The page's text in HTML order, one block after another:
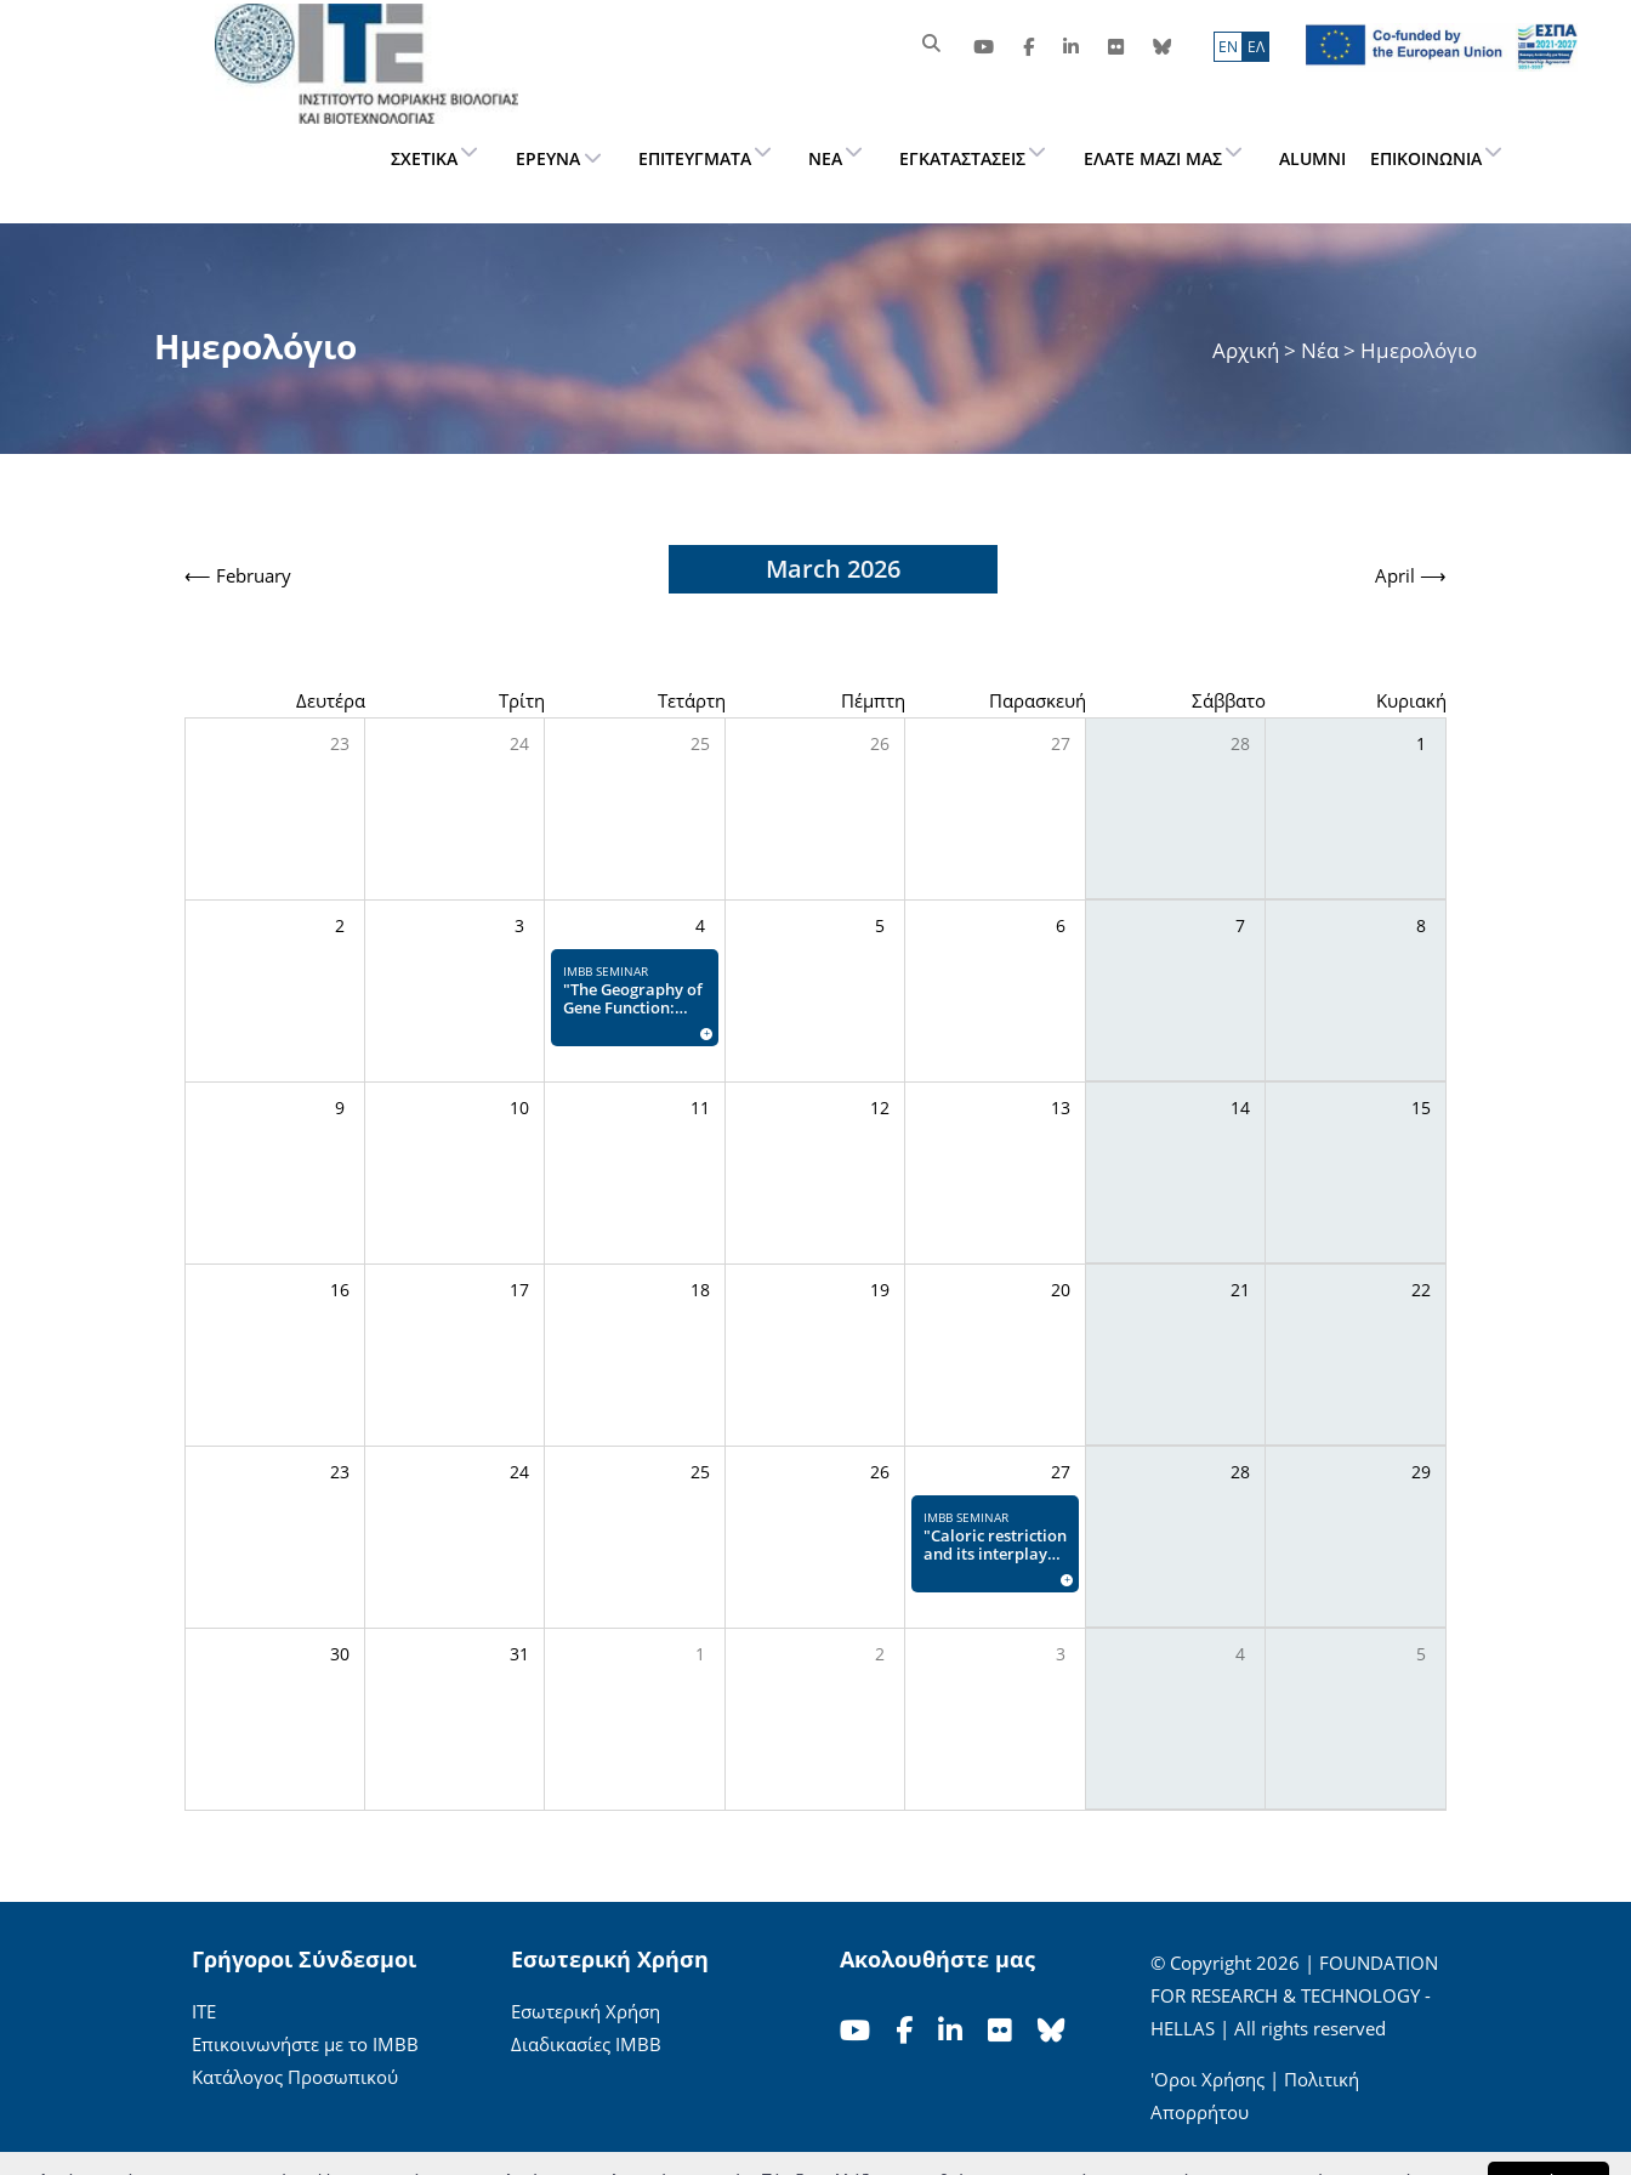
ΕN ΕΛ
ΣΧΕΤΙΚΆ ΈΡΕΥΝΑ ΕΠΙΤΕΎΓΜΑΤΑ ΝΈΑ ΕΓΚΑΤΑΣΤΆΣΕΙΣ ΕΛΆΤΕ ΜΑΖΊ ΜΑΣ ALUMNI ΕΠΙΚΟΙΝΩΝΊΑ
Ημερολόγιο Αρχική > Νέα > Ημερολόγιο
⟵ February March 2026 April ⟶
Δευτέρα Τρίτη Τετάρτη Πέμπτη Παρασκευή Σάββατο Κυριακή
23 24 25 26 27 28 1
2 3 4
IMBB SEMINAR
"The Geography of
Gene Function:
Spatial constraints
in gene expression
eukaryotic
+
5 6 7 8
9 10 11 12 13 14 15
16 17 18 19 20 21 22
23 24 25 26 27
IMBB SEMINAR
"Caloric restriction
and its interplay
signaling in
healthspan"
+
28 29
30 31 1 2 3 4 5
Γρήγοροι Σύνδεσμοι
ΙΤΕ
Επικοινωνήστε με το ΙΜΒΒ
Κατάλογος Προσωπικού
Εσωτερική Χρήση
Εσωτερική Χρήση
Διαδικασίες ΙΜΒΒ
Ακολουθήστε μας
© Copyright 2026 | FOUNDATION
FOR RESEARCH & TECHNOLOGY -
HELLAS | All rights reserved
'Οροι Χρήσης| Πολιτική
Απορρήτου